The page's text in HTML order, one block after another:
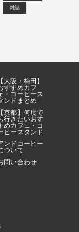
雑誌
【大阪・梅田】
すすめカフ
・コーヒース
ンドまとめ
【京都】何度で
行きたいおす
めカフェ・コ
ヒースタンド
ンドコーヒー
ついて
問い合わせ